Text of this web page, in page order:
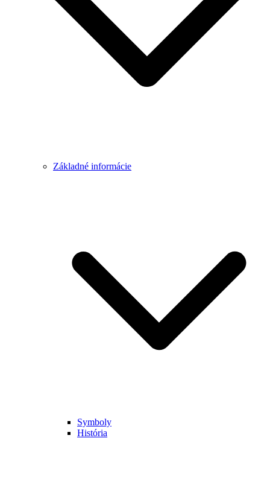
Základné informácie
Symboly
História